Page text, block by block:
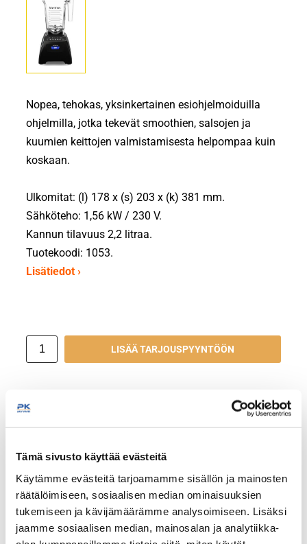
Tämä sivusto käyttää evästeitä
Käytämme evästeitä tarjoamamme sisällön ja mainosten
räätälöimiseen, sosiaalisen median ominaisuuksien
tukemiseen ja kävijämäärämme analysoimiseen. Lisäksi
jaamme sosiaalisen median, mainosalan ja analytiikka-
Nopea, tehokas, yksinkertainen esiohjelmoiduilla
ohjelmilla, jotka tekevät smoothien, salsojen ja
kuumien keittojen valmistamisesta helpompaa kuin
koskaan.
Ulkomitat: (l) 178 x (s) 203 x (k) 381 mm.
Sähköteho: 1,56 kW / 230 V.
Kannun tilavuus 2,2 litraa.
Tuotekoodi: 1053.
Lisätiedot ›
LISÄÄ TARJOUSPYYNTÖÖN
Kannu on BPA-vapaa fourside malli, jossa on
lisäysaukolla ja korkilla varustettu kansi.
Blenderissä on 5 nopeutta ja pulssi-toiminto.
Näytä lisää tuotteita